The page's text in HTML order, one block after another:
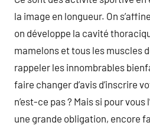
la image en longueur. On
on développe la cavité
mamelons et tous les muscles
rappeler les innombrables
faire changer d’avis d’inscrire
n’est-ce pas ? Mais si pour
une grande obligation, encore